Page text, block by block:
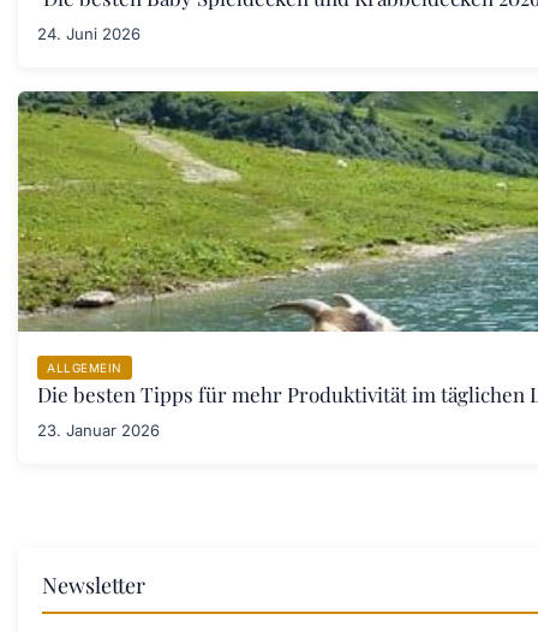
24. Juni 2026
ALLGEMEIN
Die besten Tipps für mehr Produktivität im täglichen
23. Januar 2026
Newsletter